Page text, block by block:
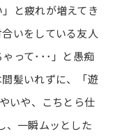
と疲れが増えてき
いをしている友人
って･･･」と愚痴
髪いれずに、「遊
いや、こちとら仕
、一瞬ムッとした